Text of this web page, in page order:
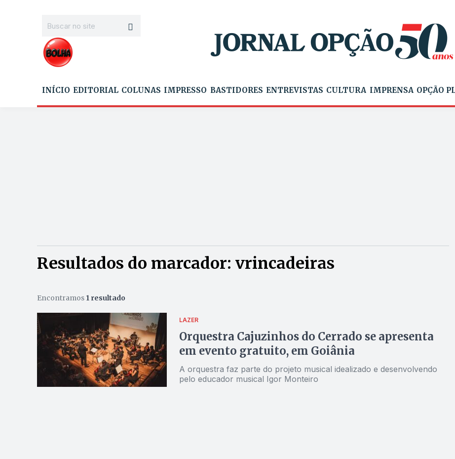
INÍCIO EDITORIAL COLUNAS IMPRESSO BASTIDORES ENTREVISTAS CULTURA IMPRENSA OPÇÃO
Resultados do marcador: vrincadeiras
Encontramos 1 resultado
LAZER
Orquestra Cajuzinhos do Cerrado se apresenta
em evento gratuito, em Goiânia
A orquestra faz parte do projeto musical idealizado e desenvolvendo
pelo educador musical Igor Monteiro